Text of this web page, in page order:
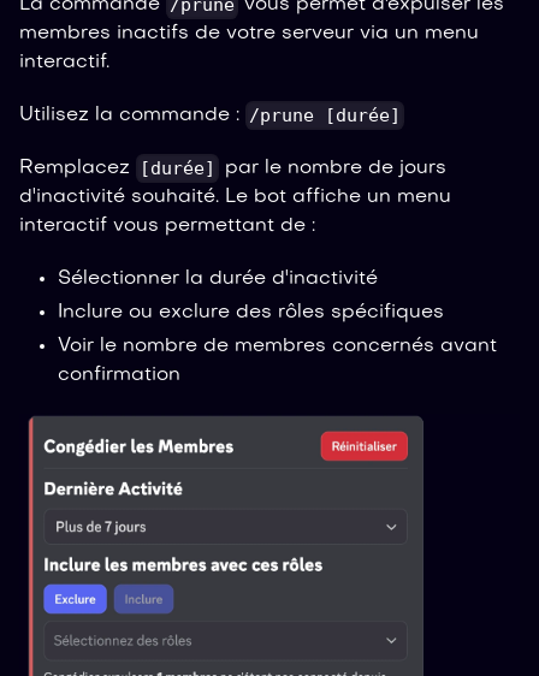
La commande /prune vous permet d'expulser les
membres inactifs de votre serveur via un menu
interactif.
Utilisez la commande : /prune [durée]
Remplacez [durée]
par le nombre de jours
d'inactivité souhaité. Le bot affiche un menu
interactif vous permettant de :
Sélectionner la durée d'inactivité
Inclure ou exclure des rôles spécifiques
Voir le nombre de membres concernés avant
confirmation